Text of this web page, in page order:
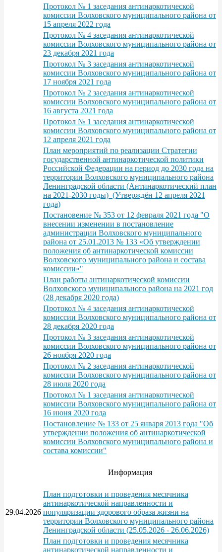
Протокол № 1 заседания антинаркотической
комиссии Волховского муниципального района от
15 апреля 2022 года
Протокол № 4 заседания антинаркотической
комиссии Волховского муниципального района от
23 декабря 2021 года
Протокол № 3 заседания антинаркотической
комиссии Волховского муниципального района от
17 ноября 2021 года
Протокол № 2 заседания антинаркотической
комиссии Волховского муниципального района от
16 августа 2021 года
Протокол № 1 заседания антинаркотической
комиссии Волховского муниципального района от
12 апреля 2021 года
План мероприятий по реализации Стратегии
государственной антинаркотической политики
Российской Федерации на период до 2030 года на
территории Волховского муниципального района
Ленинградской области (Антинаркотический план
на 2021-2030 годы) (Утверждён 12 апреля 2021
года)
Постановение № 353 от 12 февраля 2021 года "О
внесении изменении в постановление
администрации Волховского муниципального
района от 25.01.2013 № 133 «Об утверждении
положения об антинаркотической комиссии
Волховского муниципального района и состава
комиссии»"
План работы антинаркотической комиссии
Волховского муниципального района на 2021 год
(28 декабря 2020 года)
Протокол № 4 заседания антинаркотической
комиссии Волховского муниципального района от
28 декабря 2020 года
Протокол № 3 заседания антинаркотической
комиссии Волховского муниципального района от
26 ноября 2020 года
Протокол № 2 заседания антинаркотической
комиссии Волховского муниципального района от
28 июля 2020 года
Протокол № 1 заседания антинаркотической
комиссии Волховского муниципального района от
16 июня 2020 года
Постановление № 133 от 25 января 2013 года "Об
утверждении положения об антинаркотической
комиссии Волховского муниципального района и
состава комиссии"
Информация
29.04.2026
План подготовки и проведения месячника
антинаркотической направленности и
популяризации здорового образа жизни на
территории Волховского муниципального района
Ленинградской области (25.05.2026 - 26.06.2026)
План подготовки и проведения месячника
антинаркотической направленности и